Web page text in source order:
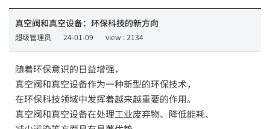
真空阀和真空设备：环保科技的新方向
超级管理员 24-01-09 view : 2134
随着环保意识的日益增强，
真空阀和真空设备作为一种新型的环保技术，
在环保科技领域中发挥着越来越重要的作用。
真空阀和真空设备在处理工业废弃物、降低能耗、